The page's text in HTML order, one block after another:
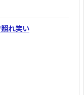
れ笑い